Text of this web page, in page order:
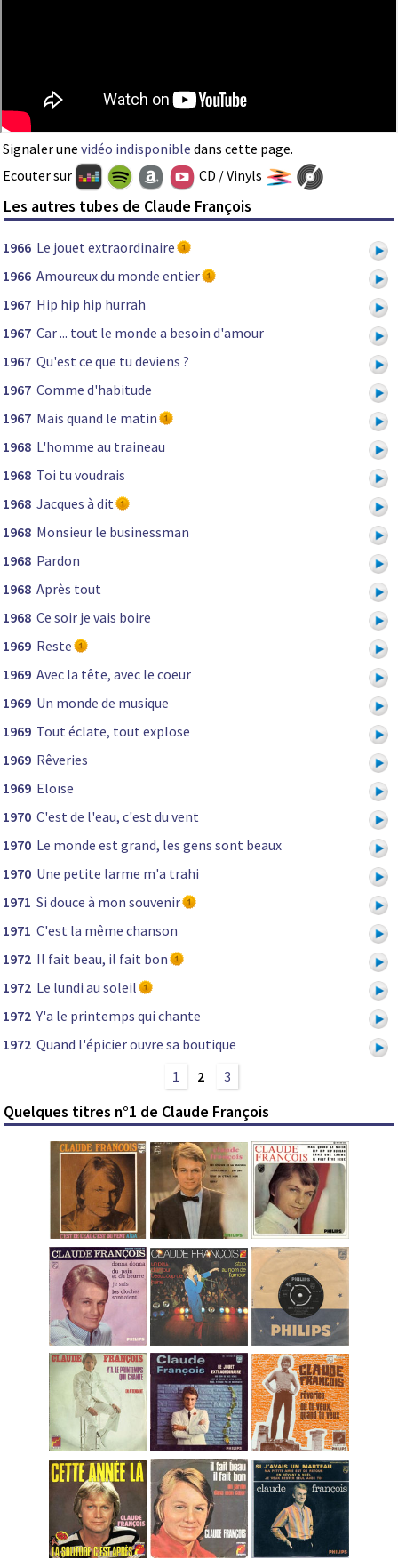
Signaler une vidéo indisponible dans cette page.
Ecouter sur
CD / Vinyls
Les autres tubes de Claude François
1966 Le jouet extraordinaire
1966 Amoureux du monde entier
1967 Hip hip hip hurrah
1967 Car ... tout le monde a besoin d'amour
1967 Qu'est ce que tu deviens ?
1967 Comme d'habitude
1967 Mais quand le matin
1968 L'homme au traineau
1968 Toi tu voudrais
1968 Jacques à dit
1968 Monsieur le businessman
1968 Pardon
1968 Après tout
1968 Ce soir je vais boire
1969 Reste
1969 Avec la tête, avec le coeur
1969 Un monde de musique
1969 Tout éclate, tout explose
1969 Rêveries
1969 Eloïse
1970 C'est de l'eau, c'est du vent
1970 Le monde est grand, les gens sont beaux
1970 Une petite larme m'a trahi
1971 Si douce à mon souvenir
1971 C'est la même chanson
1972 Il fait beau, il fait bon
1972 Le lundi au soleil
1972 Y'a le printemps qui chante
1972 Quand l'épicier ouvre sa boutique
1
2 3
Quelques titres n°1 de Claude François